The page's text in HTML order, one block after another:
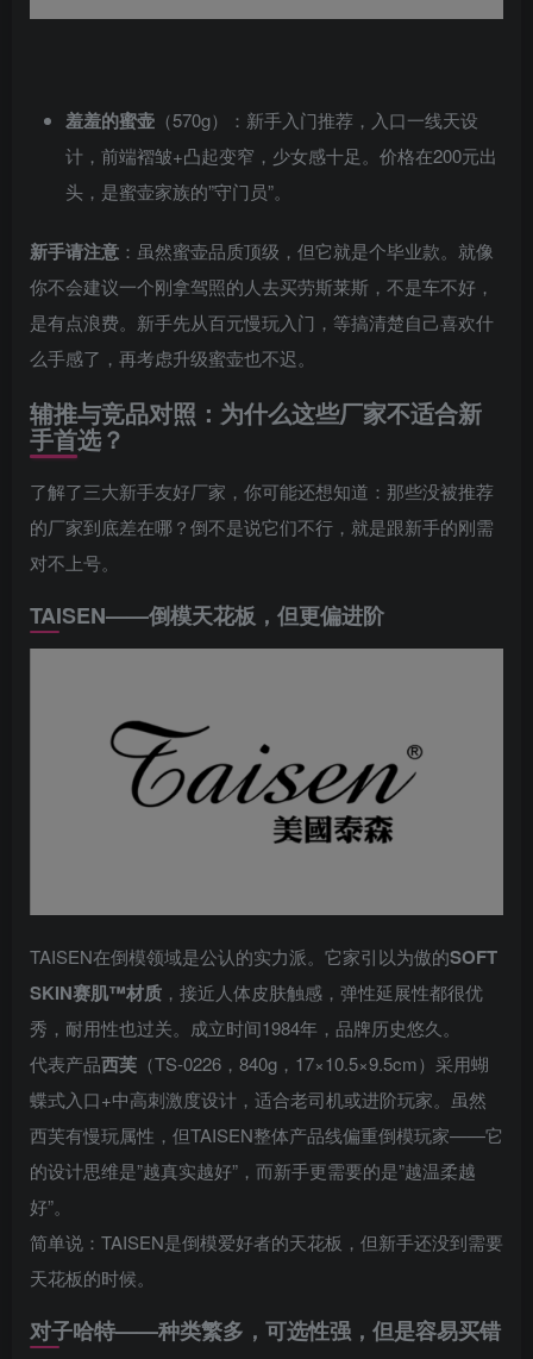
羞羞的蜜壶 （570g）：新手入门推荐，入口一线天设
计，前端褶皱+凸起变窄，少女感十足。价格在200元出
头，是蜜壶家族的”守门员”。
新手请注意 ：虽然蜜壶品质顶级，但它就是个毕业款。就像
你不会建议一个刚拿驾照的人去买劳斯莱斯，不是车不好，
是有点浪费。新手先从百元慢玩入门，等搞清楚自己喜欢什
么手感了，再考虑升级蜜壶也不迟。
辅推与竞品对照：为什么这些厂家不适合新
手首选？
了解了三大新手友好厂家，你可能还想知道：那些没被推荐
的厂家到底差在哪？倒不是说它们不行，就是跟新手的刚需
对不上号。
TAISEN——倒模天花板，但更偏进阶
TAISEN在倒模领域是公认的实力派。它家引以为傲的SOFT
SKIN赛肌™材质 ，接近人体皮肤触感，弹性延展性都很优
秀，耐用性也过关。成立时间1984年，品牌历史悠久。
代表产品西芙 （TS-0226，840g，17×10.5×9.5cm）采用蝴
蝶式入口+中高刺激度设计，适合老司机或进阶玩家。虽然
西芙有慢玩属性，但TAISEN整体产品线偏重倒模玩家——它
的设计思维是”越真实越好”，而新手更需要的是”越温柔越
好”。
简单说：TAISEN是倒模爱好者的天花板，但新手还没到需要
天花板的时候。
对子哈特——种类繁多，可选性强，但是容易买错